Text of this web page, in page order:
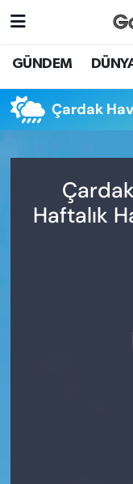
GÜNDEM
Çardak
Haftalık
DÜNYA
EKONOMİ
YENİ
GAZETECİLİĞİNİ
Nöbetçi
Hava Durumu
Trafik Durumu
Süper Lig